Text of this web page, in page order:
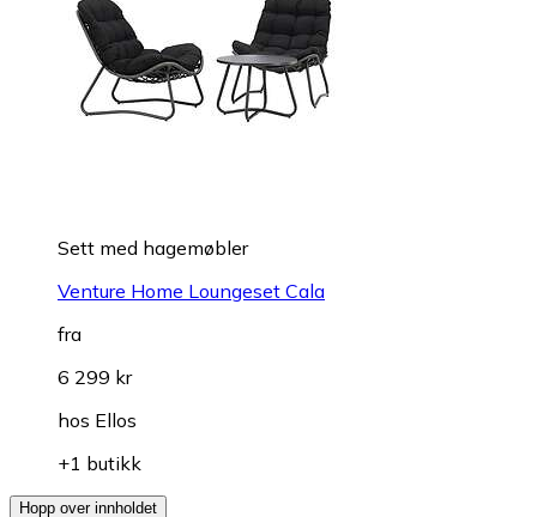
Sett med hagemøbler
Venture Home Loungeset Cala
fra
6 299 kr
hos Ellos
+1 butikk
Hopp over innholdet